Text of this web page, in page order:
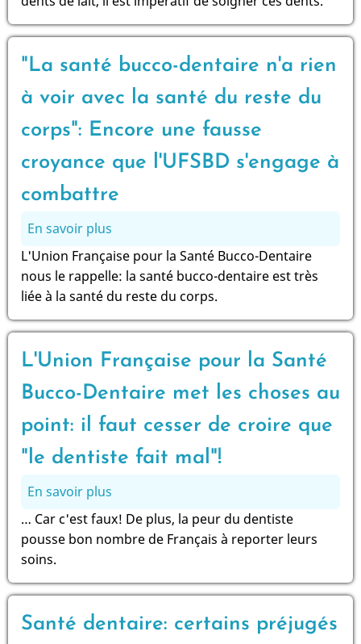
s'imaginer
que:
"Les
dents
lait
n'ont
pas
besoin
puisqu'elles
vont
tomber."
"La santé bucco-dentaire n'a rien
à voir avec la santé du reste du
corps": Encore une fausse
croyance que l'UFSBD s'engage à
combattre
En savoir plus
"La
santé
bucco-
n'a
à
voir
la
santé
du
corps":
fausse
croyance
que
L'Union Française pour la Santé Bucco-Dentaire
nous le rappelle: la santé bucco-dentaire est très
liée à la santé du reste du corps.
L'Union Française pour la Santé
Bucco-Dentaire met les choses au
point: il faut cesser de croire que
"le dentiste fait mal"!
En savoir plus
L'Union
Française
Santé
Bucco-
Dentaire
… Car c'est faux! De plus, la peur du dentiste
pousse bon nombre de Français à reporter leurs
soins.
Santé dentaire: certains préjugés